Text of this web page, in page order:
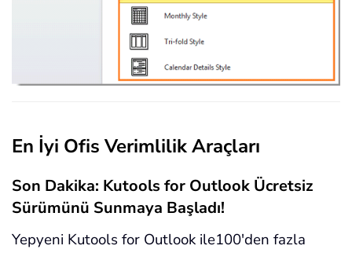
En İyi Ofis Verimlilik Araçları
Son Dakika: Kutools for Outlook Ücretsiz
Sürümünü Sunmaya Başladı!
Yepyeni Kutools for Outlook ile100'den fazla